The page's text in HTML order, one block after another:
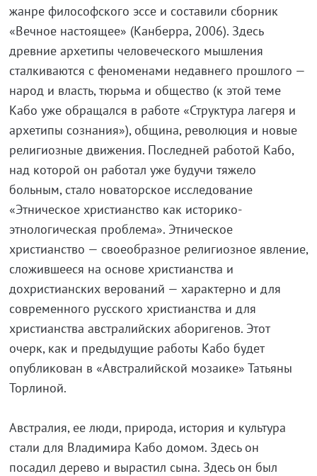
жанре философского эссе и составили сборник
«Вечное настоящее» (Канберра, 2006). Здесь
древние архетипы человеческого мышления
сталкиваются с феноменами недавнего прошлого —
народ и власть, тюрьма и общество (к этой теме
Кабо уже обращался в работе «Структура лагеря и
архетипы сознания»), община, революция и новые
религиозные движения. Последней работой Кабо,
над которой он работал уже будучи тяжело
больным, стало новаторское исследование
«Этническое христианство как историко-
этнологическая проблема». Этническое
христианство — своеобразное религиозное явление,
сложившееся на основе христианства и
дохристианских верований — характерно и для
современного русского христианства и для
христианства австралийских аборигенов. Этот
очерк, как и предыдущие работы Кабо будет
опубликован в «Австралийской мозаике» Татьяны
Торлиной.
Австралия, ее люди, природа, история и культура
стали для Владимира Кабо домом. Здесь он
посадил дерево и вырастил сына. Здесь он был